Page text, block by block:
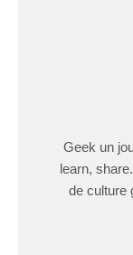
Geek un
learn,
de culture